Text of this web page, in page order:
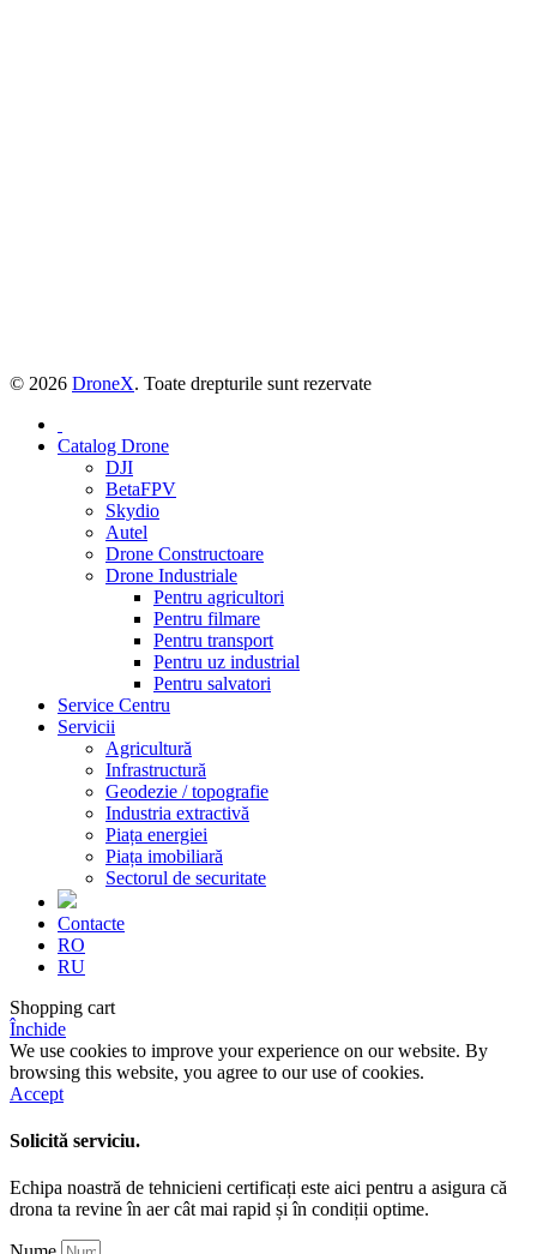
© 2026 DroneX. Toate drepturile sunt rezervate
Catalog Drone
DJI
BetaFPV
Skydio
Autel
Drone Constructoare
Drone Industriale
Pentru agricultori
Pentru filmare
Pentru transport
Pentru uz industrial
Pentru salvatori
Service Centru
Servicii
Agricultură
Infrastructură
Geodezie / topografie
Industria extractivă
Piața energiei
Piața imobiliară
Sectorul de securitate
Contacte
RO
RU
Shopping cart
Închide
We use cookies to improve your experience on our website. By
browsing this website, you agree to our use of cookies.
Accept
Solicită serviciu.
Echipa noastră de tehnicieni certificați este aici pentru a asigura că
drona ta revine în aer cât mai rapid și în condiții optime.